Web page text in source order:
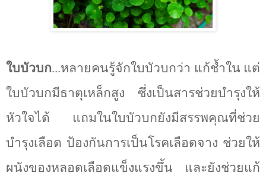
ใบบัวบก...หลายคนรู้จักใบบัวบกว่า แก้ช้ำใน แต่
ใบบัวบกมีธาตุเหล็กสูง ซึ่งเป็นสารช่วยบำรุงให้
หัวใจได้ แถมในใบบัวบกยังมีสรรพคุณที่ช่วย
บำรุงเลือด ป้องกันการเป็นโรคเลือดจาง ช่วยให้
ผนังของหลอดเลือดแข็งแรงขึ้น และยังช่วยแก้